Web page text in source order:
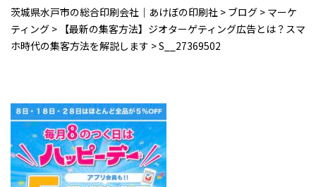
茨城県水戸市の総合印刷会社｜あけぼの印刷社 > ブログ > マーケ
ティング > 【最新の集客方法】ジオターゲティング広告とは？スマ
ホ時代の集客方法を解説します >S__27369502